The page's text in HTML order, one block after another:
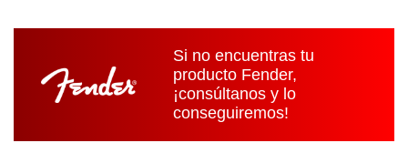
Si no encuentras tu
producto Fender,
¡consúltanos y lo
conseguiremos!